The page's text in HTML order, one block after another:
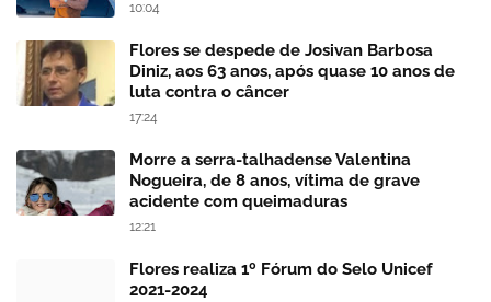
10:04
Flores se despede de Josivan Barbosa
Diniz, aos 63 anos, após quase 10 anos de
luta contra o câncer
17:24
Morre a serra-talhadense Valentina
Nogueira, de 8 anos, vítima de grave
acidente com queimaduras
12:21
Flores realiza 1º Fórum do Selo Unicef
2021-2024